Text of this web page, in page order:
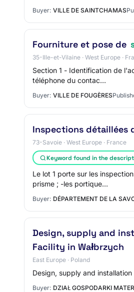
Buyer: VILLE DE SAINTCHAMAS
Fourniture et pose de
35-Ille-et-Vilaine · West Europe ·
Section 1 - Identification de
téléphone du contac…
Buyer: VILLE DE FOUGÈRES
Inspections détaillées
73-Savoie · West Europe · France
Keyword found in the
Le lot 1 porte sur les
prisme ; -les portique…
Buyer: DÉPARTEMENT DE LA
Design, supply and
Facility in Wałbrzych
East Europe · Poland
Design, supply and
Buyer: DZIAŁ GOSPODARKI